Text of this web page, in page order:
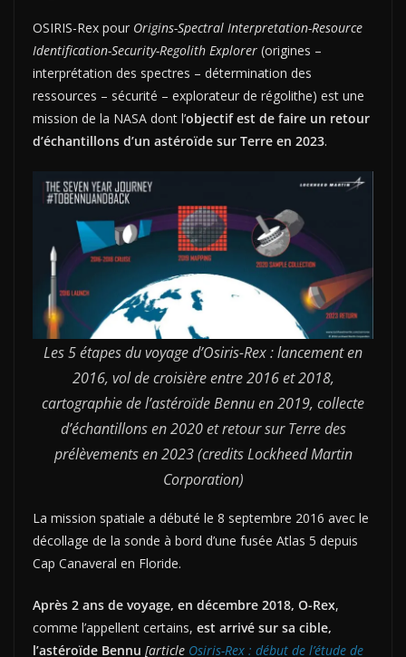
OSIRIS-Rex pour Origins-Spectral Interpretation-Resource
Identification-Security-Regolith Explorer (origines –
interprétation des spectres – détermination des
ressources – sécurité – explorateur de régolithe) est une
mission de la NASA dont l’objectif est de faire un retour
d’échantillons d’un astéroïde sur Terre en 2023.
Les 5 étapes du voyage d’Osiris-Rex : lancement en
2016, vol de croisière entre 2016 et 2018,
cartographie de l’astéroïde Bennu en 2019, collecte
d’échantillons en 2020 et retour sur Terre des
prélèvements en 2023 (credits Lockheed Martin
Corporation)
La mission spatiale a débuté le 8 septembre 2016 avec le
décollage de la sonde à bord d’une fusée Atlas 5 depuis
Cap Canaveral en Floride.
Après 2 ans de voyage, en décembre 2018, O-Rex,
comme l’appellent certains, est arrivé sur sa cible,
l’astéroïde Bennu [article Osiris-Rex : début de l’étude de